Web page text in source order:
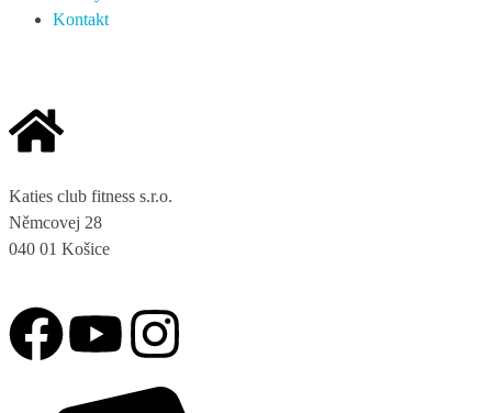
Kontakt
Katies club fitness s.r.o.
Němcovej 28
040 01 Košice